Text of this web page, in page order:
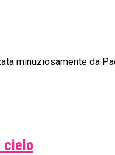
minuziosamente da
cielo